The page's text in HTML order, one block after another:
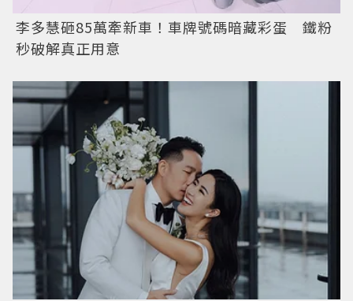
李多慧砸85萬牽新車！車牌號碼暗藏彩蛋 鐵粉
秒破解真正用意